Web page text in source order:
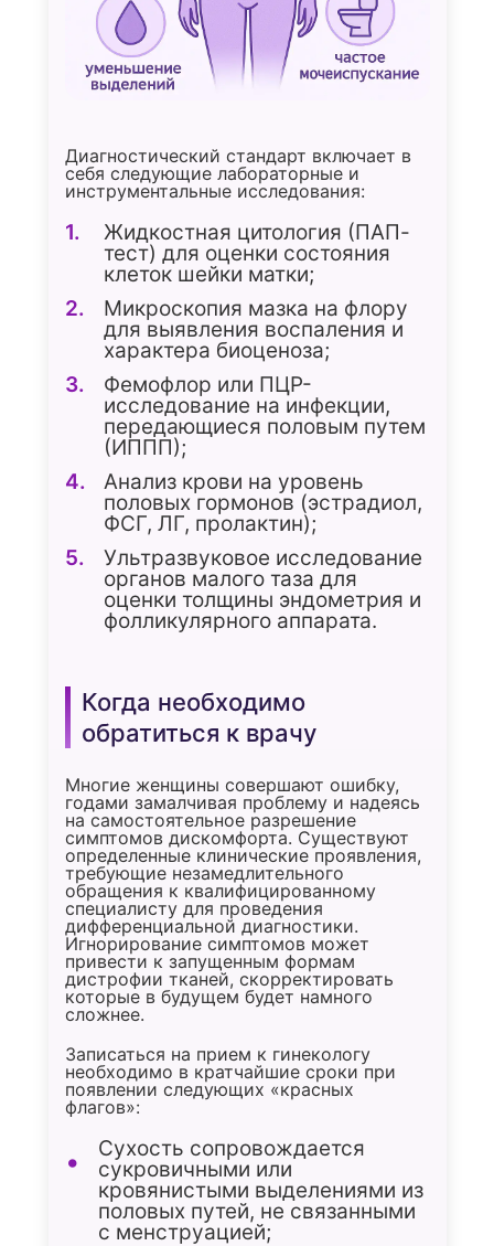
Диагностический стандарт включает в
себя следующие лабораторные и
инструментальные исследования:
Жидкостная цитология (ПАП-
тест) для оценки состояния
клеток шейки матки;
Микроскопия мазка на флору
для выявления воспаления и
характера биоценоза;
Фемофлор или ПЦР-
исследование на инфекции,
передающиеся половым путем
(ИППП);
Анализ крови на уровень
половых гормонов (эстрадиол,
ФСГ, ЛГ, пролактин);
Ультразвуковое исследование
органов малого таза для
оценки толщины эндометрия и
фолликулярного аппарата.
Когда необходимо
обратиться к врачу
Многие женщины совершают ошибку,
годами замалчивая проблему и надеясь
на самостоятельное разрешение
симптомов дискомфорта. Существуют
определенные клинические проявления,
требующие незамедлительного
обращения к квалифицированному
специалисту для проведения
дифференциальной диагностики.
Игнорирование симптомов может
привести к запущенным формам
дистрофии тканей, скорректировать
которые в будущем будет намного
сложнее.
Записаться на прием к гинекологу
необходимо в кратчайшие сроки при
появлении следующих «красных
флагов»:
Сухость сопровождается
сукровичными или
кровянистыми выделениями из
половых путей, не связанными
с менструацией;